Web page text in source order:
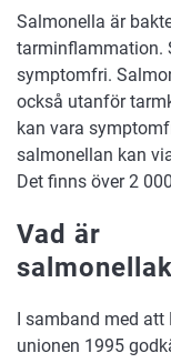
Salmonella är
tarminflammation.
symptomfri.
också utanför
kan vara
salmonellan kan
Det finns över 2
Vad är
I samband med
unionen 1995